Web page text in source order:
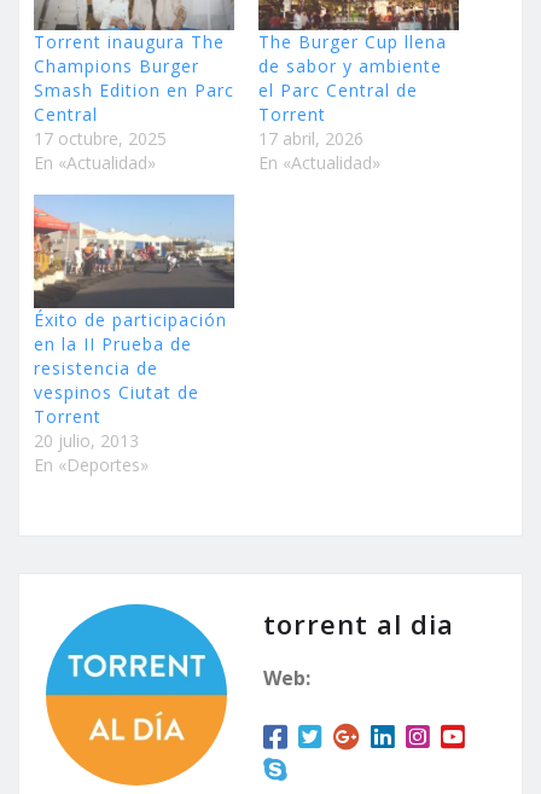
Torrent inaugura The
Champions Burger
Smash Edition en Parc
Central
17 octubre, 2025
En «Actualidad»
The Burger Cup llena
de sabor y ambiente
el Parc Central de
Torrent
17 abril, 2026
En «Actualidad»
Éxito de participación
en la II Prueba de
resistencia de
vespinos Ciutat de
Torrent
20 julio, 2013
En «Deportes»
torrent al dia
Web: